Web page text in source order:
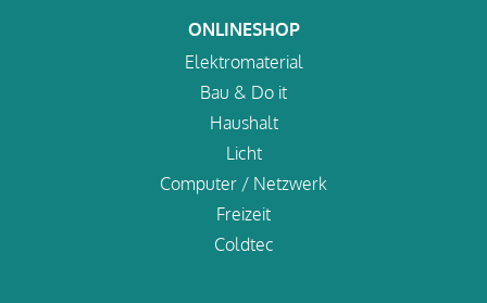
ONLINESHOP
Elektromaterial
Bau & Do it
Haushalt
Licht
Computer / Netzwerk
Freizeit
Coldtec